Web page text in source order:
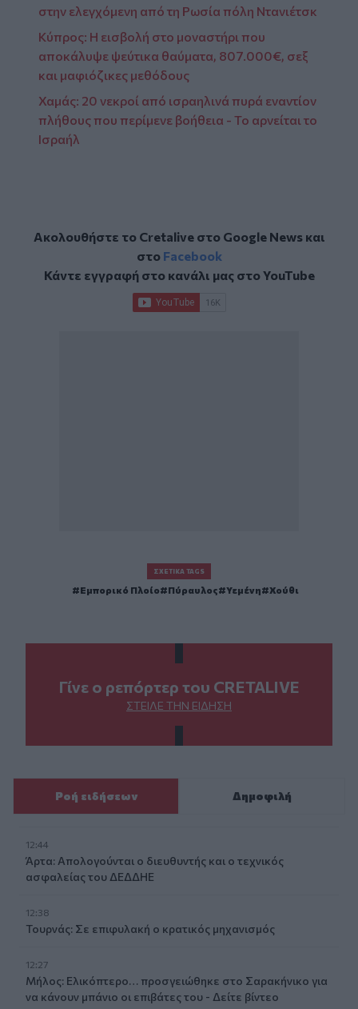
στην ελεγχόμενη από τη Ρωσία πόλη Ντανιέτσκ
Κύπρος: Η εισβολή στο μοναστήρι που
αποκάλυψε ψεύτικα θαύματα, 807.000€, σεξ
και μαφιόζικες μεθόδους
Χαμάς: 20 νεκροί από ισραηλινά πυρά εναντίον
πλήθους που περίμενε βοήθεια - Το αρνείται το
Ισραήλ
Ακολουθήστε το Cretalive στο Google Newsκαι
στο Facebook
Κάντε εγγραφή στο κανάλι μας στοYouTube
ΣΧΕΤΙΚΆ TAGS
Εμπορικό Πλοίο Πύραυλος Υεμένη Χούθι
Γίνε ο ρεπόρτερ του CRETALIVE
ΣΤΕΊΛΕ ΤΗΝ ΕΊΔΗΣΗ
Ροή ειδήσεων Δημοφιλή
12:44
Άρτα: Απολογούνται ο διευθυντής και ο τεχνικός
ασφαλείας του ΔΕΔΔΗΕ
12:38
Τουρνάς: Σε επιφυλακή ο κρατικός μηχανισμός
12:27
Μήλος: Ελικόπτερο… προσγειώθηκε στο Σαρακήνικο για
να κάνουν μπάνιο οι επιβάτες του - Δείτε βίντεο